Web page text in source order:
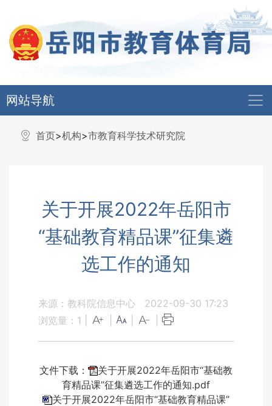
网站导航
首页>机构>市教育科学技术研究院
关于开展2022年岳阳市
“基础教育精品课”征集遴
选工作的通知
来源：教科院信息中心
2022-09-30 17:23
浏览量： 1
文件下载：
关于开展2022年岳阳市“基础教
育精品课”征集遴选工作的通知.pdf
关于开展2022年岳阳市“基础教育精品课”